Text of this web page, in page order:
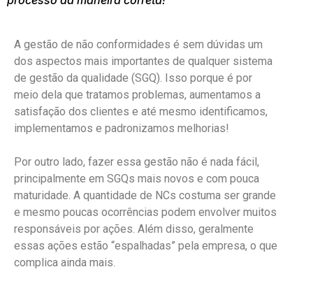
A gestão de não conformidades é sem dúvidas um
dos aspectos mais importantes de qualquer sistema
de gestão da qualidade (SGQ). Isso porque é por
meio dela que tratamos problemas, aumentamos a
satisfação dos clientes e até mesmo identificamos,
implementamos e padronizamos melhorias!
Por outro lado, fazer essa gestão não é nada fácil,
principalmente em SGQs mais novos e com pouca
maturidade. A quantidade de NCs costuma ser grande
e mesmo poucas ocorrências podem envolver muitos
responsáveis por ações. Além disso, geralmente
essas ações estão “espalhadas” pela empresa, o que
complica ainda mais.